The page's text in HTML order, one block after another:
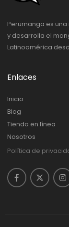
Perumanga es
y desarrolla el
Latinoamérica
Enlaces
Inicio
Blog
Tienda en línea
Nosotros
Política de